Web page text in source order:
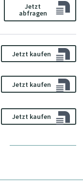
Jetzt
abfragen
Jetzt kaufen
Jetzt kaufen
Jetzt kaufen